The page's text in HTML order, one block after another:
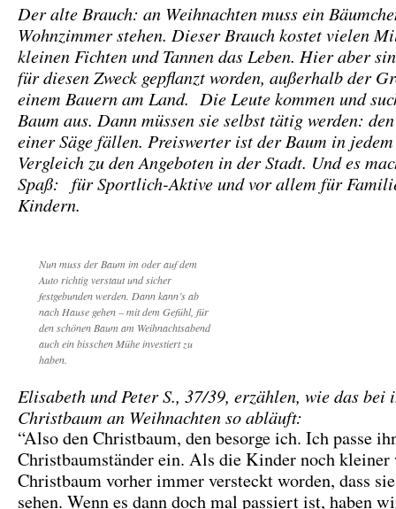
Der alte Brauch: an Weihnachten muss ein
Wohnzimmer stehen. Dieser Brauch kostet vielen
kleinen Fichten und Tannen das Leben. Hier aber
für diesen Zweck gepflanzt worden, außerhalb der
einem Bauern am Land. Die Leute kommen und
Baum aus. Dann müssen sie selbst tätig werden:
einer Säge fällen. Preiswerter ist der Baum in
Vergleich zu den Angeboten in der Stadt. Und es
Spaß: für Sportlich-Aktive und vor allem für
Kindern.
Nun muss der Baum im oder auf dem
Auto richtig verstaut und sicher
festgebunden werden. Dann kann’s ab
nach Hause gehen – mit dem Gefühl, für
den schönen Baum am Weihnachtsabend
auch ein bisschen Mühe investiert zu
haben.
Elisabeth und Peter S., 37/39, erzählen, wie das bei
Christbaum an Weihnachten so abläuft:
“Also den Christbaum, den besorge ich. Ich passe
Christbaumständer ein. Als die Kinder noch kleiner
Christbaum vorher immer versteckt worden, dass
sehen. Wenn es dann doch mal passiert ist, haben